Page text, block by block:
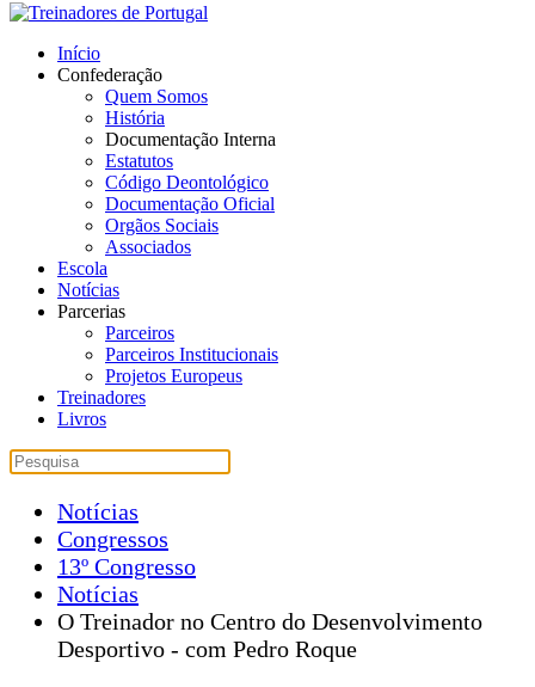
Início
Confederação
Quem Somos
História
Documentação Interna
Estatutos
Código Deontológico
Documentação Oficial
Orgãos Sociais
Associados
Escola
Notícias
Parcerias
Parceiros
Parceiros Institucionais
Projetos Europeus
Treinadores
Livros
Notícias
Congressos
13º Congresso
Notícias
O Treinador no Centro do Desenvolvimento
Desportivo - com Pedro Roque